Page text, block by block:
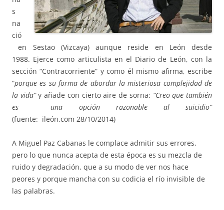
s
na
ció
en Sestao (Vizcaya) aunque reside en León desde
1988. Ejerce como articulista en el Diario de León, con la
sección “Contracorriente” y como él mismo afirma, escribe
“porque es su forma de abordar la misteriosa complejidad de
la vida”y añade con cierto aire de sorna: “Creo que también
es una opción razonable al suicidio”
(fuente: ileón.com 28/10/2014)
A Miguel Paz Cabanas le complace admitir sus errores,
pero lo que nunca acepta de esta época es su mezcla de
ruido y degradación, que a su modo de ver nos hace
peores y porque mancha con su codicia el río invisible de
las palabras.